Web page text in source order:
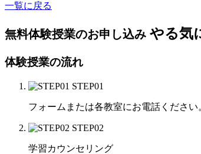
一覧に戻る
無料体験授業のお申し込み やる気
体験授業の流れ
STEP01
フォームまたは各教室にお電話ください
STEP02
学習カウンセリング